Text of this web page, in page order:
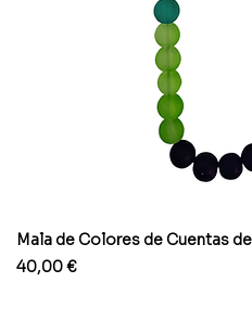
Mala de Colores de Cuentas
Precio
40,00 €